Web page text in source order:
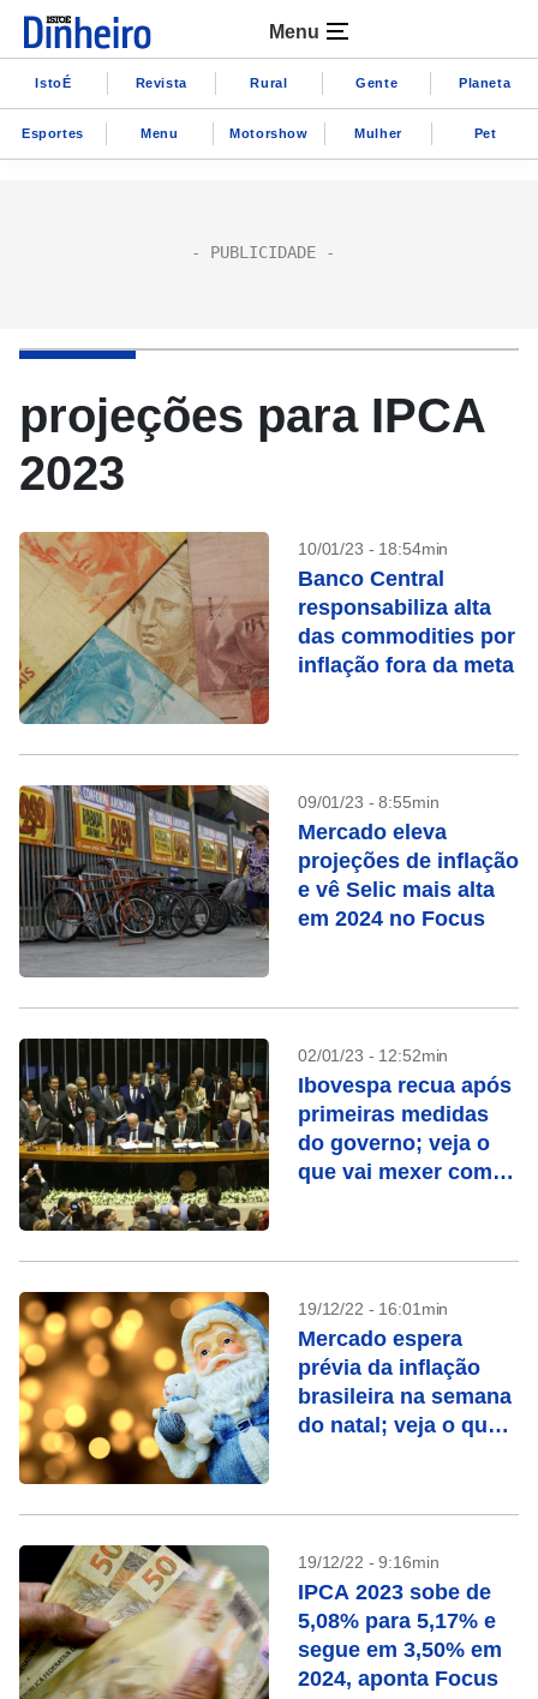
Menu
IstoÉ Revista Rural Gente Planeta
Esportes Menu Motorshow Mulher Pet
projeções para IPCA
2023
10/01/23 - 18:54min
Banco Central
responsabiliza alta
das commodities por
inflação fora da meta
09/01/23 - 8:55min
Mercado eleva
projeções de inflação
e vê Selic mais alta
em 2024 no Focus
02/01/23 - 12:52min
Ibovespa recua após
primeiras medidas
do governo; veja o
que vai mexer com o
19/12/22 - 16:01min
Mercado espera
prévia da inflação
brasileira na semana
do natal; veja o que
19/12/22 - 9:16min
IPCA 2023 sobe de
5,08% para 5,17% e
segue em 3,50% em
2024, aponta Focus